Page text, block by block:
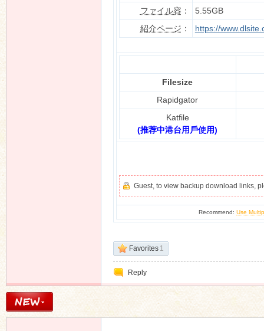
ファイル容 ：
5.55GB
紹介ページ ： https://
Filesize
Rapidgator
Katfile
(推荐中港台用戶使用)
Guest, to view backup download links,
Recommend:Use
Favorites 1
Reply